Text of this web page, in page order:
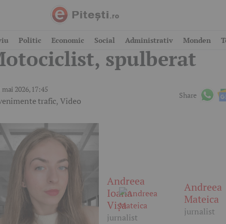
Politic Economic Social Administrativ Monden
grav în Pitești!
spulberat
mai 2026, 17:45
trafic,Video
Share
Andreea
Ioana
Vișa
jurnalist
Andreea
Mateica
jurnalist